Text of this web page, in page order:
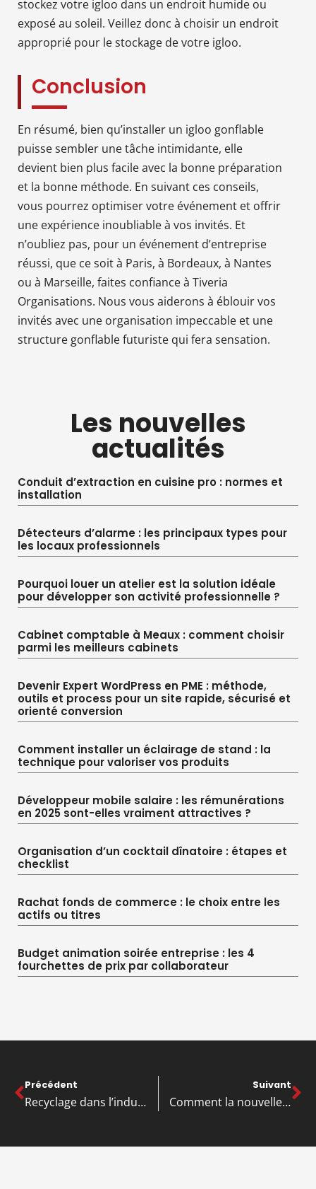
stockez votre igloo dans un endroit humide ou
exposé au soleil. Veillez donc à choisir un endroit
approprié pour le stockage de votre igloo.
Conclusion
En résumé, bien qu’installer un igloo gonflable
puisse sembler une tâche intimidante, elle
devient bien plus facile avec la bonne préparation
et la bonne méthode. En suivant ces conseils,
vous pourrez optimiser votre événement et offrir
une expérience inoubliable à vos invités. Et
n’oubliez pas, pour un événement d’entreprise
réussi, que ce soit à Paris, à Bordeaux, à Nantes
ou à Marseille, faites confiance à Tiveria
Organisations. Nous vous aiderons à éblouir vos
invités avec une organisation impeccable et une
structure gonflable futuriste qui fera sensation.
Les nouvelles
actualités
Conduit d’extraction en cuisine pro : normes et
installation
Détecteurs d’alarme : les principaux types pour
les locaux professionnels
Pourquoi louer un atelier est la solution idéale
pour développer son activité professionnelle ?
Cabinet comptable à Meaux : comment choisir
parmi les meilleurs cabinets
Devenir Expert WordPress en PME : méthode,
outils et process pour un site rapide, sécurisé et
orienté conversion
Comment installer un éclairage de stand : la
technique pour valoriser vos produits
Développeur mobile salaire : les rémunérations
en 2025 sont-elles vraiment attractives ?
Organisation d’un cocktail dînatoire : étapes et
checklist
Rachat fonds de commerce : le choix entre les
actifs ou titres
Budget animation soirée entreprise : les 4
fourchettes de prix par collaborateur
Précédent
Recyclage dans l’industrie: Une solution verte pour les entreprises
Suivant
Comment la nouvelle économie du chanvre se réinvente en Europe ?